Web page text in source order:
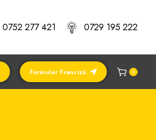
0752 277 421 0729 195 222
Formular Franciză 0